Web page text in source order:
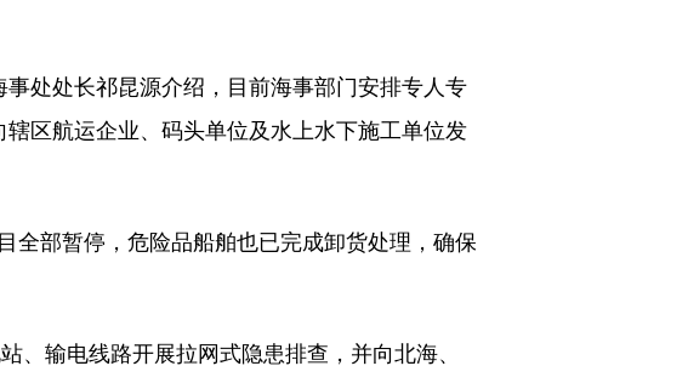
处处长祁昆源介绍，目前海事部门安排专人专
区航运企业、码头单位及水上水下施工单位发
部暂停，危险品船舶也已完成卸货处理，确保
输电线路开展拉网式隐患排查，并向北海、